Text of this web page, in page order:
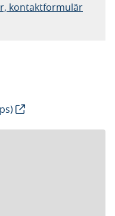
kontaktformulär